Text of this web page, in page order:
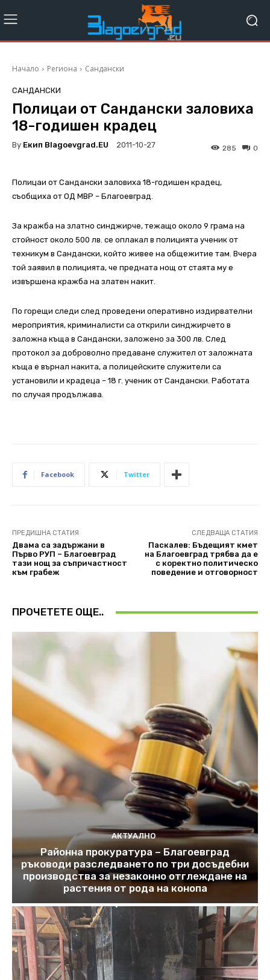
Начало Региона Сандански
САНДАНСКИ
Полицаи от Сандански заловиха
18-годишен крадец
By Екип Blagoevgrad.EU 2011-10-27 0
285
Полицаи от Сандански заловиха 18-годишен крадец,
съобщиха от ОД МВР – Благоевград.
За кражба на златно синджирче, тежащо около 9 грама на
стойност около 500 лв. се оплакал в полицията ученик от
техникум в Сандански, който живее на общежитие там. Вчера
той заявил в полицията, че предната нощ от стаята му е
извършена кражба на златен накит.
По горещи следи след проведени оперативно издирвателни
мероприятия, криминалисти са открили синджирчето в
заложна къща в Сандански, заложено за 300 лв. След
протокол за доброволно предаване служител от заложната
къща е върнал накита, а полицейските служители са
установили и крадеца – 18 г. ученик от Сандански. Работата
по случая продължава.
Facebook Twitter
ПРЕДИШНА СТАТИЯ
Двама са задържани в
Първо РУП – Благоевград
тази нощ за съпричастност
към грабеж
СЛЕДВАЩА СТАТИЯ
Паскалев: Бъдещият кмет
на Благоевград трябва да е
с коректно политическо
поведение и отговорност
ПРОЧЕТЕТЕ ОЩЕ..
АКТУАЛНО
Районна прокуратура – Благоевград
ръководи разследването по три досъдебни
производства за незаконно отглеждане на
растения от рода на конопа